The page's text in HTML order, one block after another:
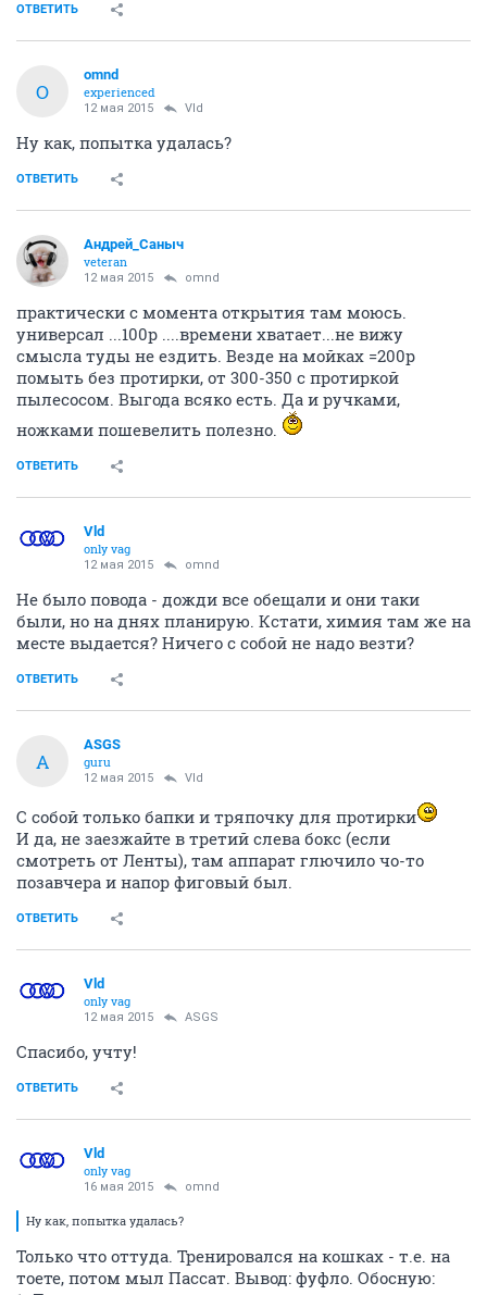
ОТВЕТИТЬ
O
omnd
experienced
12 мая 2015 Vld
Ну как, попытка удалась?
ОТВЕТИТЬ
Андрей_Саныч
veteran
12 мая 2015 omnd
практически с момента открытия там моюсь.
универсал ...100р ....времени хватает...не вижу
смысла туды не ездить. Везде на мойках =200р
помыть без протирки, от 300-350 с протиркой
пылесосом. Выгода всяко есть. Да и ручками,
ножками пошевелить полезно.
ОТВЕТИТЬ
Vld
only vag
12 мая 2015 omnd
Не было повода - дожди все обещали и они таки
были, но на днях планирую. Кстати, химия там же на
месте выдается? Ничего с собой не надо везти?
ОТВЕТИТЬ
A
ASGS
guru
12 мая 2015 Vld
С собой только бапки и тряпочку для протирки
И да, не заезжайте в третий слева бокс (если
смотреть от Ленты), там аппарат глючило чо-то
позавчера и напор фиговый был.
ОТВЕТИТЬ
Vld
only vag
12 мая 2015 ASGS
Спасибо, учту!
ОТВЕТИТЬ
Vld
only vag
16 мая 2015 omnd
Ну как, попытка удалась?
Только что оттуда. Тренировался на кошках - т.е. на
тоете, потом мыл Пассат. Вывод: фуфло. Обосную: